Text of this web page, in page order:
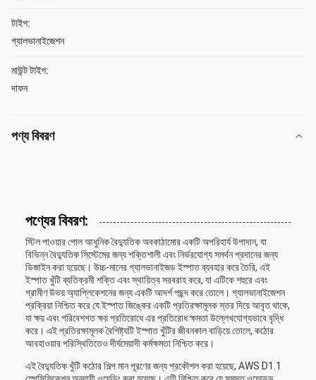
টাইপ:
গ্যালভানাইজেশন
মাউন্ট টাইপ:
দাফন
পণ্য বিবরণ
পণ্যের বিবরণ:
স্টিল পাওয়ার পোল আধুনিক বৈদ্যুতিক অবকাঠামোর একটি অপরিহার্য উপাদান, যা
বিভিন্ন বৈদ্যুতিক সিস্টেমের জন্য শক্তিশালী এবং নির্ভরযোগ্য সমর্থন প্রদানের জন্য
ডিজাইন করা হয়েছে। উচ্চ-মানের গ্যালভানাইজড ইস্পাত ব্যবহার করে তৈরি, এই
ইস্পাত খুঁটি ব্যতিক্রমী শক্তি এবং স্থায়িত্ব সরবরাহ করে, যা এটিকে শহুরে এবং
গ্রামীণ উভয় অ্যাপ্লিকেশনের জন্য একটি আদর্শ পছন্দ করে তোলে। গ্যালভানাইজেশন
প্রক্রিয়া নিশ্চিত করে যে ইস্পাত জিঙ্কের একটি প্রতিরক্ষামূলক স্তর দিয়ে আবৃত থাকে,
যা ক্ষয় এবং পরিবেশগত ক্ষয় প্রতিরোধে এর প্রতিরোধ ক্ষমতা উল্লেখযোগ্যভাবে বৃদ্ধি
করে। এই প্রতিরক্ষামূলক বৈশিষ্ট্যটি ইস্পাত খুঁটির জীবনকাল বাড়িয়ে তোলে, কঠোর
আবহাওয়ার পরিস্থিতিতেও দীর্ঘমেয়াদী কর্মক্ষমতা নিশ্চিত করে।
এই বৈদ্যুতিক খুঁটি কঠোর শিল্প মান পূরণের জন্য প্রকৌশল করা হয়েছে, AWS D1.1